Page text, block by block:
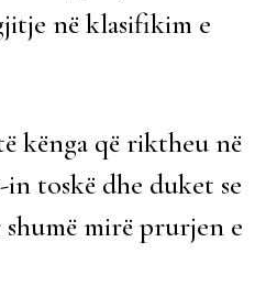
në klasifikim e
kënga që riktheu në
toskë dhe duket se
mirë prurjen e